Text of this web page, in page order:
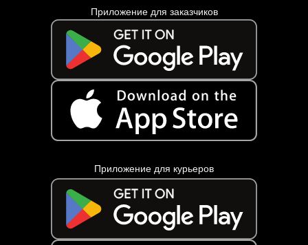
Приложение для заказчиков
Приложение для курьеров